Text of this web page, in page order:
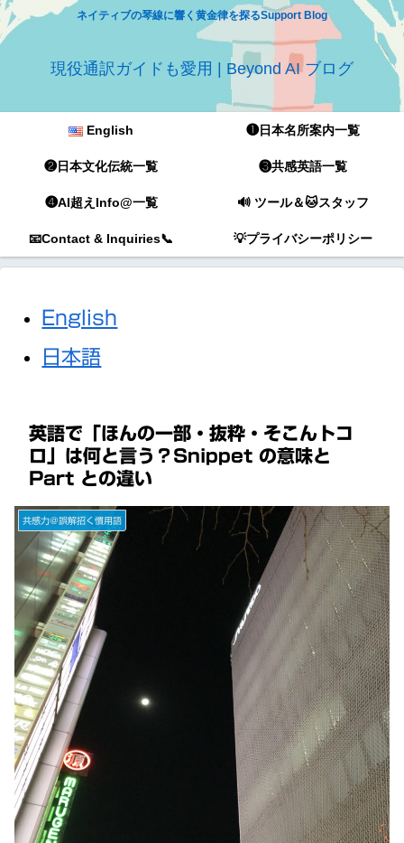
ネイティブの琴線に響く黄金律を探るSupport Blog
現役通訳ガイドも愛用 | Beyond AI ブログ
English ❶日本名所案内一覧
❷日本文化伝統一覧 ❸共感英語一覧
❹AI超えInfo@一覧 🔊 ツール＆🐱スタッフ
📧Contact & Inquiries📞 💡プライバシーポリシー
English
日本語
英語で「ほんの一部・抜粋・そこんトコ
ロ」は何と言う？Snippet の意味と
Part との違い
共感力＠誤解招く慣用語